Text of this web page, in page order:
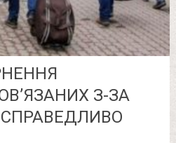
З-ЗA